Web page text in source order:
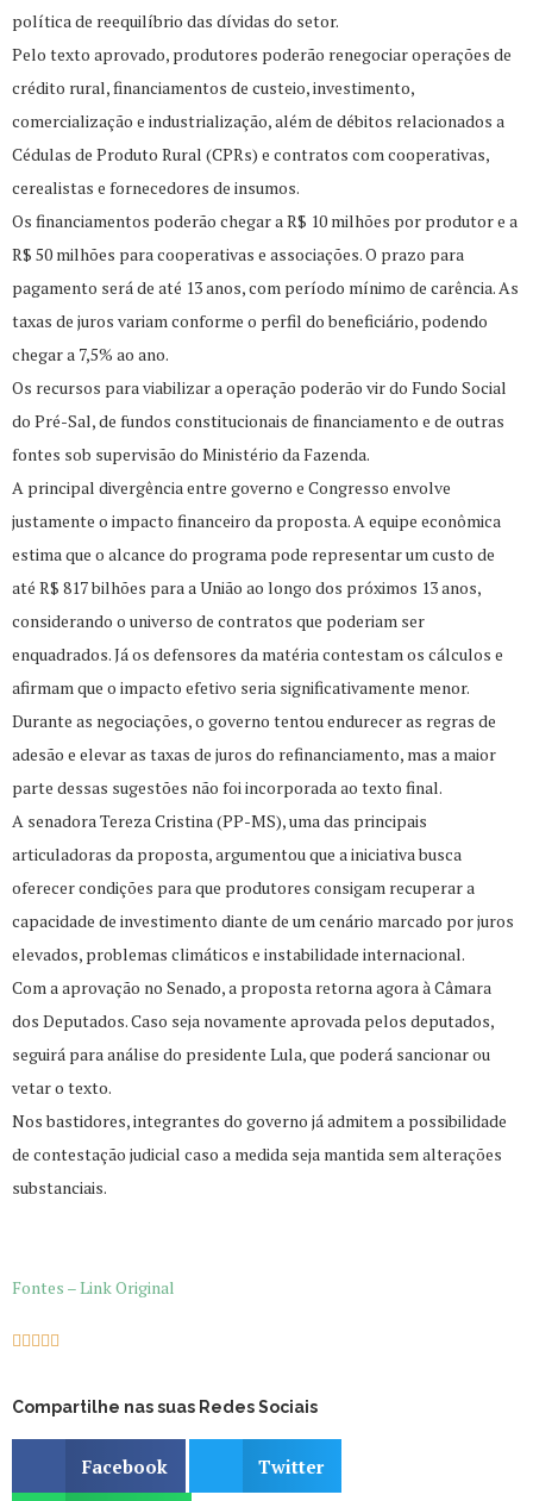
política de reequilíbrio das dívidas do setor.
Pelo texto aprovado, produtores poderão renegociar operações de
crédito rural, financiamentos de custeio, investimento,
comercialização e industrialização, além de débitos relacionados a
Cédulas de Produto Rural (CPRs) e contratos com cooperativas,
cerealistas e fornecedores de insumos.
Os financiamentos poderão chegar a R$ 10 milhões por produtor e a
R$ 50 milhões para cooperativas e associações. O prazo para
pagamento será de até 13 anos, com período mínimo de carência. As
taxas de juros variam conforme o perfil do beneficiário, podendo
chegar a 7,5% ao ano.
Os recursos para viabilizar a operação poderão vir do Fundo Social
do Pré-Sal, de fundos constitucionais de financiamento e de outras
fontes sob supervisão do Ministério da Fazenda.
A principal divergência entre governo e Congresso envolve
justamente o impacto financeiro da proposta. A equipe econômica
estima que o alcance do programa pode representar um custo de
até R$ 817 bilhões para a União ao longo dos próximos 13 anos,
considerando o universo de contratos que poderiam ser
enquadrados. Já os defensores da matéria contestam os cálculos e
afirmam que o impacto efetivo seria significativamente menor.
Durante as negociações, o governo tentou endurecer as regras de
adesão e elevar as taxas de juros do refinanciamento, mas a maior
parte dessas sugestões não foi incorporada ao texto final.
A senadora Tereza Cristina (PP-MS), uma das principais
articuladoras da proposta, argumentou que a iniciativa busca
oferecer condições para que produtores consigam recuperar a
capacidade de investimento diante de um cenário marcado por juros
elevados, problemas climáticos e instabilidade internacional.
Com a aprovação no Senado, a proposta retorna agora à Câmara
dos Deputados. Caso seja novamente aprovada pelos deputados,
seguirá para análise do presidente Lula, que poderá sancionar ou
vetar o texto.
Nos bastidores, integrantes do governo já admitem a possibilidade
de contestação judicial caso a medida seja mantida sem alterações
substanciais.
Fontes – Link Original
    
Compartilhe nas suas Redes Sociais
Facebook Twitter